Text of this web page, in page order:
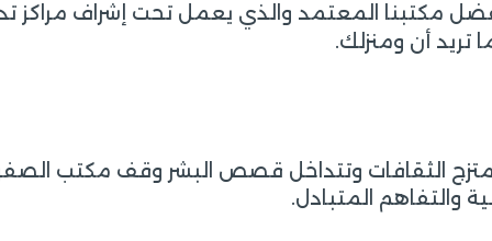
مكتبنا المعتمد والذي يعمل تحت إشراف مراكز
تريد أن ومنزلك.
تمتزج الثقافات وتتداخل قصص البشر وقف مكتب
والتفاهم المتبادل.